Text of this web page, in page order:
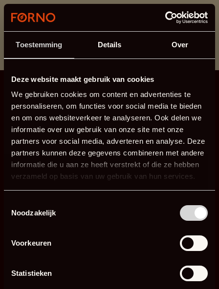
Toestemming Details Over
Deze website maakt gebruik van cookies
We gebruiken cookies om content en advertenties te
personaliseren, om functies voor social media te bieden
en om ons websiteverkeer te analyseren. Ook delen we
informatie over uw gebruik van onze site met onze
partners voor social media, adverteren en analyse. Deze
partners kunnen deze gegevens combineren met andere
informatie die u aan ze heeft verstrekt of die ze hebben
verzameld op basis van uw gebruik van hun services.
Noodzakelijk
Voorkeuren
Statistieken
Cette section est actuellement en maintenance.
Si vous manquez des informations, vous pouvez nous
appeler au +31 413 395 295 ou nous envoyer un e-